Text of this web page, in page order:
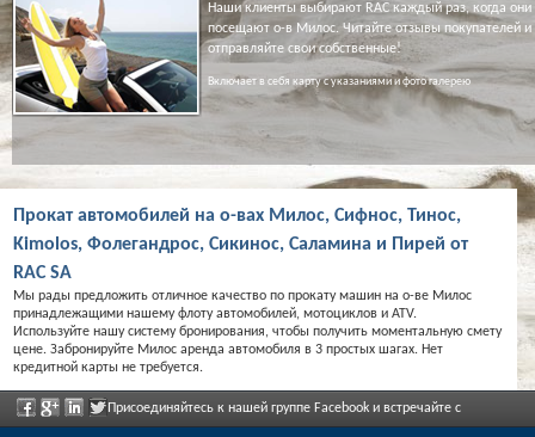
Наши клиенты выбирают RAC каждый раз, когда они
посещают о-в Милос. Читайте отзывы покупателей и
отправляйте свои собственные!
Включает в себя карту с указаниями и фото галерею
Прокат автомобилей на о-вах Милос, Сифнос, Тинос,
Kimolos, Фолегандрос, Сикинос, Саламина и Пирей от
RAC SA
Мы рады предложить отличное качество по прокату машин на о-ве Милос
принадлежащими нашему флоту автомобилей, мотоциклов и ATV.
Используйте нашу систему бронирования, чтобы получить моментальную смету
цене. Забронируйте Милос аренда автомобиля в 3 простых шагах. Нет
кредитной карты не требуется.
Присоединяйтесь к нашей группе Facebook и встречайте с